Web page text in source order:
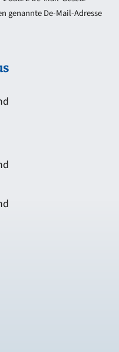
genannte De-Mail-Adresse